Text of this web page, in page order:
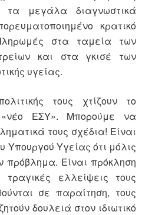
τα μεγάλα διαγνωστικά
κρατικό
στα ταμεία των
και στα γκισέ των
υγείας.
τους χτίζουν το
«νέο ΕΣΥ». Μπορούμε να
τους σχέδια! Είναι
Υπουργού Υγείας ότι μόλις
πρόβλημα. Είναι πρόκληση
ελλείψεις τους
σε παραίτηση, τους
δουλειά στον ιδιωτικό